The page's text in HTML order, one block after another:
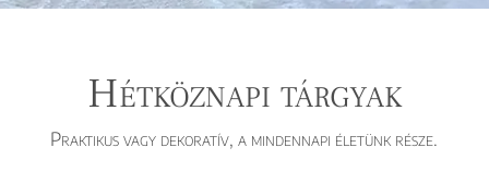
Hétköznapi tárgyak
Praktikus vagy dekoratív, a mindennapi életünk része.